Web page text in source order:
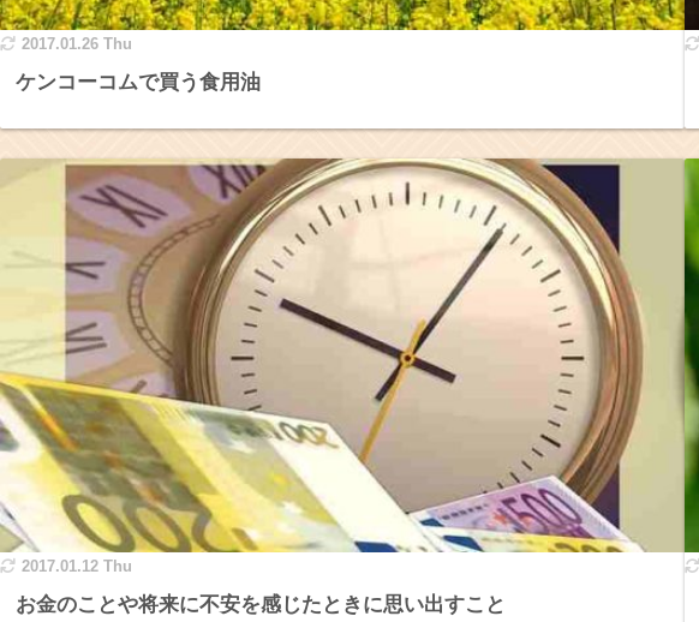
2017.01.26 Thu
ケンコーコムで買う食用油
2017.01.12 Thu
お金のことや将来に不安を感じたときに思い出すこと